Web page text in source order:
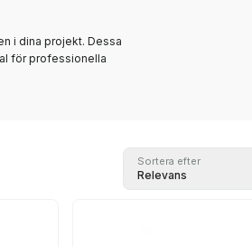
i dina projekt. Dessa
för professionella
Sortera efter
Relevans